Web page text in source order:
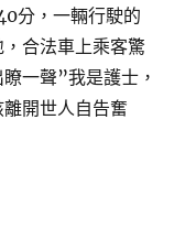
分，一輛行駛的
合法車上乘客驚
一聲”我是護士，
開世人自告奮